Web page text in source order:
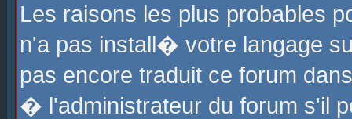
Les raisons les plus probables
n'a pas install� votre langage
pas encore traduit ce forum
� l'administrateur du forum s'il